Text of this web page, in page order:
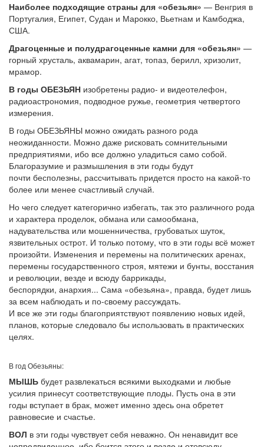
Наиболее подходящие страны для «обезьян» — Венгрия в
Португалия, Египет, Судан и Марокко, Вьетнам и Камбоджа,
США.
Драгоценные и полудрагоценные камни для «обезьян» —
горный хрусталь, аквамарин, агат, топаз, берилл, хризолит,
мрамор.
В годы ОБЕЗЬЯН изобретены радио- и видеотелефон,
радиоастрономия, подводное ружье, геометрия четвертого
измерения.
В годы ОБЕЗЬЯНЫ можно ожидать разного рода
неожиданности. Можно даже рисковать сомнительными
предприятиями, ибо все должно уладиться само собой.
Благоразумие и размышления в эти годы будут
почти бесполезны, рассчитывать придется просто на какой-то
более или менее счастливый случай.
Но чего следует категорично избегать, так это различного рода
и характера проделок, обмана или самообмана,
надувательства или мошенничества, грубоватых шуток,
язвительных острот. И только потому, что в эти годы всё может
произойти. Изменения и перемены на политических аренах,
перемены государственного строя, мятежи и бунты, восстания
и революции, везде и всюду баррикады,
беспорядки, анархия... Сама «обезьяна», правда, будет лишь
за всем наблюдать и по-своему рассуждать.
И все же эти годы благоприятствуют появлению новых идей,
планов, которые следовало бы использовать в практических
целях.
В год Обезьяны:
МЫШЬ будет развлекаться всякими выходками и любые
усилия принесут соответствующие плоды. Пусть она в эти
годы вступает в брак, может именно здесь она обретет
равновесие и счастье.
ВОЛ в эти годы чувствует себя неважно. Он ненавидит все